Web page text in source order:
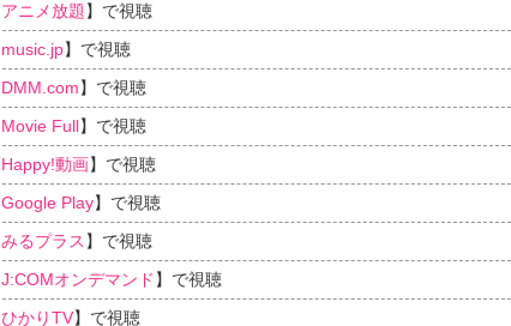
アニメ放題】で視聴
music.jp】で視聴
DMM.com】で視聴
Movie Full】で視聴
Happy!動画】で視聴
Google Play】で視聴
みるプラス 】で視聴
J:COMオンデマンド 】で視聴
ひかりTV】で視聴